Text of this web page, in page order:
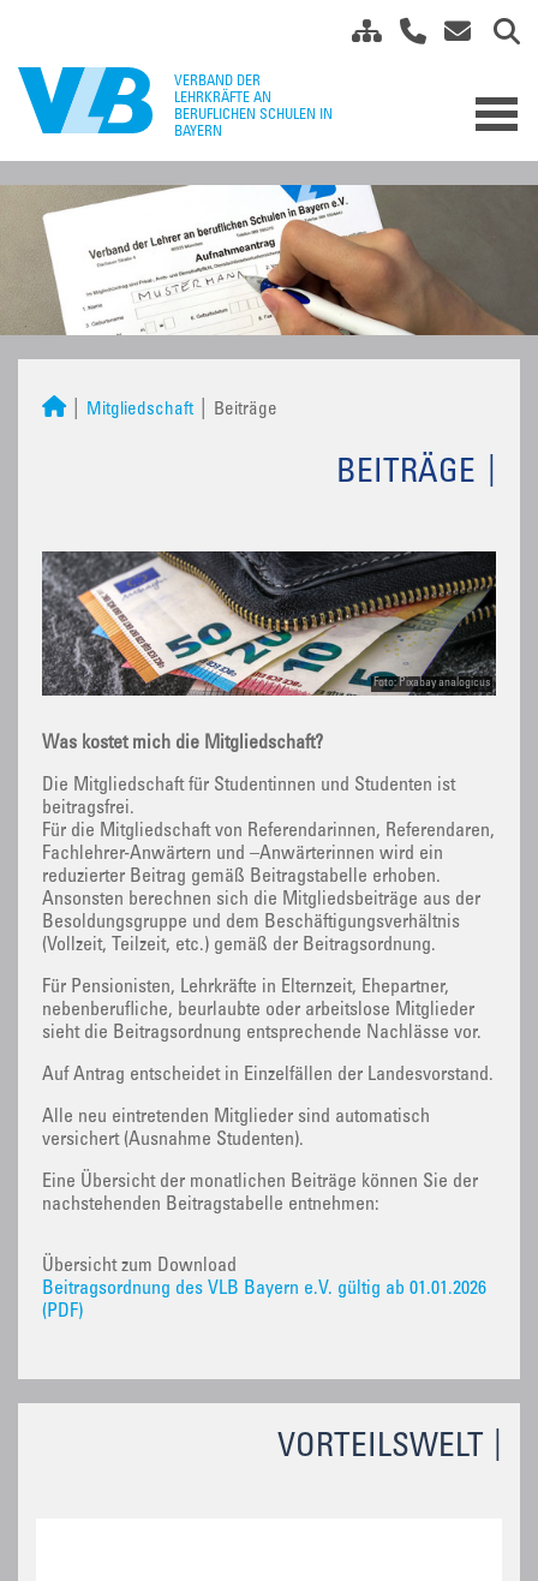
VORTEILSWELT
Mitgliedschaft Beiträge
BEITRÄGE
Foto: Pixabay analogicus
Was kostet mich die Mitgliedschaft?
Die Mitgliedschaft für Studentinnen und Studenten ist
beitragsfrei.
Für die Mitgliedschaft von Referendarinnen, Referendaren,
Fachlehrer-Anwärtern und –Anwärterinnen wird ein
reduzierter Beitrag gemäß Beitragstabelle erhoben.
Ansonsten berechnen sich die Mitgliedsbeiträge aus der
Besoldungsgruppe und dem Beschäftigungsverhältnis
(Vollzeit, Teilzeit, etc.) gemäß der Beitragsordnung.
Für Pensionisten, Lehrkräfte in Elternzeit, Ehepartner,
nebenberufliche, beurlaubte oder arbeitslose Mitglieder
sieht die Beitragsordnung entsprechende Nachlässe vor.
Auf Antrag entscheidet in Einzelfällen der Landesvorstand.
Alle neu eintretenden Mitglieder sind automatisch
versichert (Ausnahme Studenten).
Eine Übersicht der monatlichen Beiträge können Sie der
nachstehenden Beitragstabelle entnehmen:
Übersicht zum Download
Beitragsordnung des VLB Bayern e.V. gültig ab 01.01.2026
(PDF)